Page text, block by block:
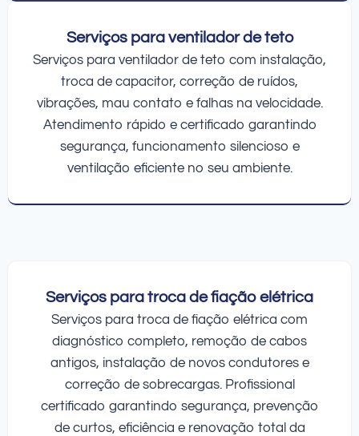
Serviços para ventilador de teto
Serviços para ventilador de teto com instalação,
troca de capacitor, correção de ruídos,
vibrações, mau contato e falhas na velocidade.
Atendimento rápido e certificado garantindo
segurança, funcionamento silencioso e
ventilação eficiente no seu ambiente.
Serviços para troca de fiação elétrica
Serviços para troca de fiação elétrica com
diagnóstico completo, remoção de cabos
antigos, instalação de novos condutores e
correção de sobrecargas. Profissional
certificado garantindo segurança, prevenção
de curtos, eficiência e renovação total da